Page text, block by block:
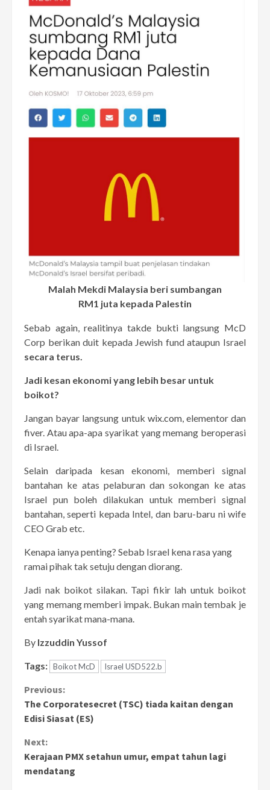
Malah Mekdi Malaysia beri sumbangan
RM1 juta kepada Palestin
Sebab again, realitinya takde bukti langsung McD
Corp berikan duit kepada Jewish fund ataupun Israel
secara terus.
Jadi kesan ekonomi yang lebih besar untuk
boikot?
Jangan bayar langsung untuk wix.com, elementor dan
fiver. Atau apa-apa syarikat yang memang beroperasi
di Israel.
Selain daripada kesan ekonomi, memberi signal
bantahan ke atas pelaburan dan sokongan ke atas
Israel pun boleh dilakukan untuk memberi signal
bantahan, seperti kepada Intel, dan baru-baru ni wife
CEO Grab etc.
Kenapa ianya penting? Sebab Israel kena rasa yang
ramai pihak tak setuju dengan diorang.
Jadi nak boikot silakan. Tapi fikir lah untuk boikot
yang memang memberi impak. Bukan main tembak je
entah syarikat mana-mana.
By Izzuddin Yussof
Tags: Boikot McD Israel USD522.b
Continue
Reading
Previous:
The Corporatesecret (TSC) tiada kaitan dengan
Edisi Siasat (ES)
Next:
Kerajaan PMX setahun umur, empat tahun lagi
mendatang